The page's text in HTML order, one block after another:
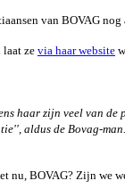
van BOVAG
laat zevia haar website
haar zijn veel van
aldus de Bovag-
nu, BOVAG? Zijn we